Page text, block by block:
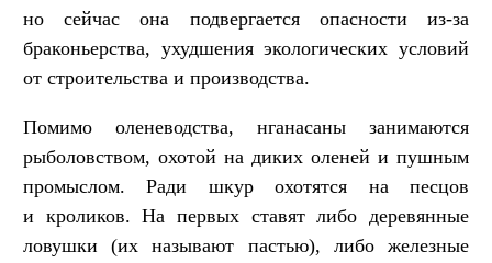
но сейчас она подвергается опасности из-за
браконьерства, ухудшения экологических условий
от строительства и производства.
Помимо оленеводства, нганасаны занимаются
рыболовством, охотой на диких оленей и пушным
промыслом. Ради шкур охотятся на песцов
и кроликов. На первых ставят либо деревянные
ловушки (их называют пастью), либо железные